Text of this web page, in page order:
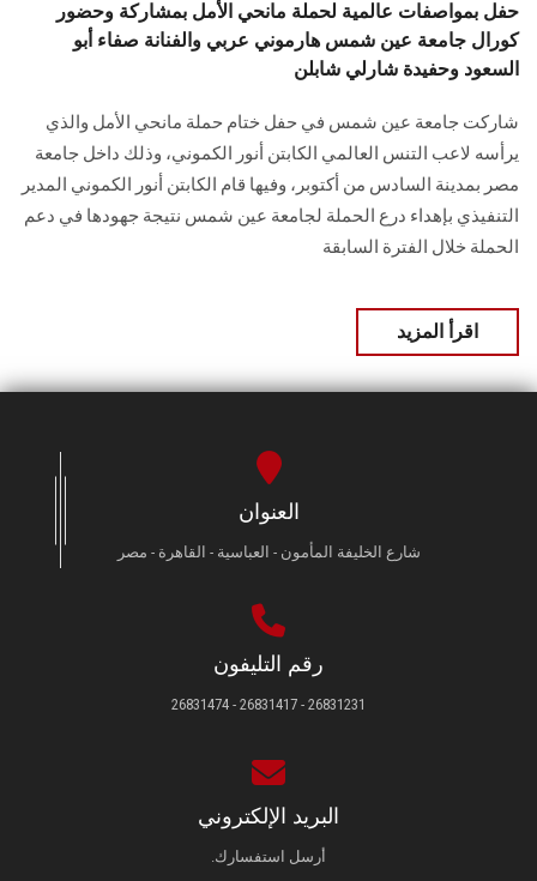
الموظفون
سجل الان
حفل بمواصفات عالمية لحملة مانحي الأمل بمشاركة وحضور
كورال جامعة عين شمس هارموني عربي والفنانة صفاء أبو
السعود وحفيدة شارلي شابلن
شاركت جامعة عين شمس في حفل ختام حملة مانحي الأمل والذي
يرأسه لاعب التنس العالمي الكابتن أنور الكموني، وذلك داخل جامعة
مصر بمدينة السادس من أكتوبر، وفيها قام الكابتن أنور الكموني المدير
التنفيذي بإهداء درع الحملة لجامعة عين شمس نتيجة جهودها في دعم
الحملة خلال الفترة السابقة
اقرأ المزيد
العنوان
شارع الخليفة المأمون - العباسية - القاهرة - مصر
رقم التليفون
26831231 - 26831417 - 26831474
البريد الإلكتروني
أرسل استفسارك.